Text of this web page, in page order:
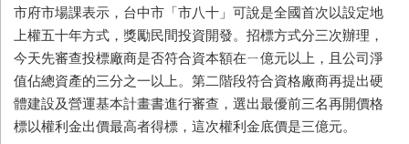
市府市場課表示，台中市「市八十」可說是全國首次以設定地
上權五十年方式，獎勵民間投資開發。招標方式分三次辦理，
今天先審查投標廠商是否符合資本額在ㄧ億元以上，且公司淨
值佔總資產的三分之一以上。第二階段符合資格廠商再提出硬
體建設及營運基本計畫書進行審查，選出最優前三名再開價格
標以權利金出價最高者得標，這次權利金底價是三億元。